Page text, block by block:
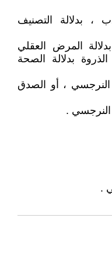
بدلالة التصنيف
المرض العقلي
بدلالة الصحة
النرجسي ، أو الصدق
النرجسي .
.